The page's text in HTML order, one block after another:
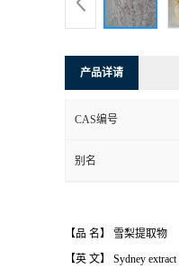
产品详请
CAS编号
别名
【品 名】 雪梨提取物
【英 文】 Sydney extract